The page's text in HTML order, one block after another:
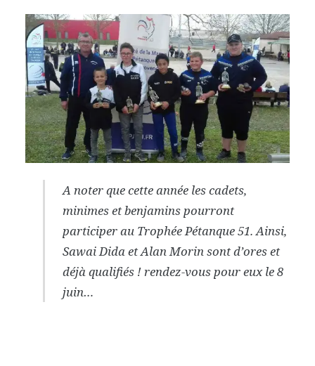
A noter que cette année les cadets,
minimes et benjamins pourront
participer au Trophée Pétanque 51. Ainsi,
Sawai Dida et Alan Morin sont d’ores et
déjà qualifiés ! rendez-vous pour eux le 8
juin…